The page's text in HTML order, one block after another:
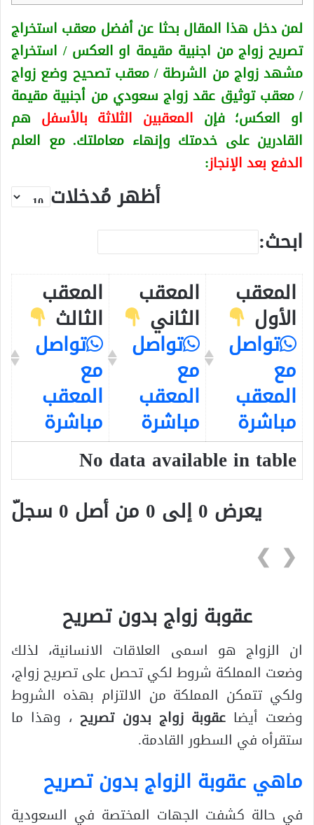
لمن دخل هذا المقال بحثا عن أفضل معقب استخراج
تصريح زواج من اجنبية مقيمة او العكس/ استخراج
مشهد زواج من الشرطة / معقب تصحيح وضع زواج
/ معقب توثيق عقد زواج سعودي من أجنبية مقيمة
او العكس؛ فإن المعقبين الثلاثة بالأسفل هم
القادرين على خدمتك وإنهاء معاملتك. مع العلم
الدفع بعد الإنجاز:
أظهر مُدخلات
ابحث:
المعقب
الأول
تواصل
مع
المعقب
مباشرة
المعقب
الثاني
تواصل
مع
المعقب
مباشرة
المعقب
الثالث
تواصل
مع
المعقب
مباشرة
No data available in table
يعرض 0 إلى 0 من أصل 0 سجلّ
❮
❯
عقوبة زواج بدون تصريح
ان الزواج هو اسمى العلاقات الانسانية، لذلك
وضعت المملكة شروط لكي تحصل على تصريح زواج،
ولكي تتمكن المملكة من الالتزام بهذه الشروط
وضعت أيضاعقوبة زواج بدون تصريح ، وهذا ما
ستقرأه في السطور القادمة.
ماهي عقوبة الزواج بدون تصريح
في حالة كشفت الجهات المختصة في السعودية